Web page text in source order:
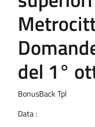
del 1°
BonusBack Tpl
Data :